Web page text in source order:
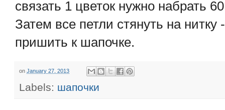
связать 1 цветок нужно набрать
Затем все петли стянуть на
пришить к шапочке.
on January 27, 2013
Labels: шапочки